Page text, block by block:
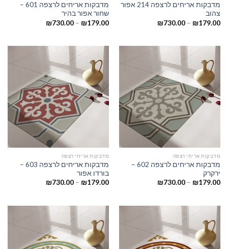
מדבקות אריחים לרצפה 214 אפור
צהוב
₪179.00
–
₪730.00
מדבקות אריחים לרצפה 601 –
שחור אפור בהיר
₪179.00
–
₪730.00
מדבקות אריחי רצפה
מדבקות אריחים לרצפה 602 –
ירקרק
₪179.00
–
₪730.00
מדבקות אריחי רצפה
מדבקות אריחים לרצפה 603 –
בורדו אפור
₪179.00
–
₪730.00